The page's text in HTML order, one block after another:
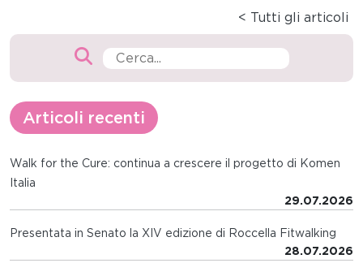
< Tutti gli articoli
Articoli recenti
Walk for the Cure: continua a crescere il progetto di Komen
Italia
29.07.2026
Presentata in Senato la XIV edizione di Roccella Fitwalking
28.07.2026